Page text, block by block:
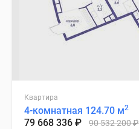
Квартира
4-комнатная 124.70 м2
79 668 336 ₽ 90 532 200₽